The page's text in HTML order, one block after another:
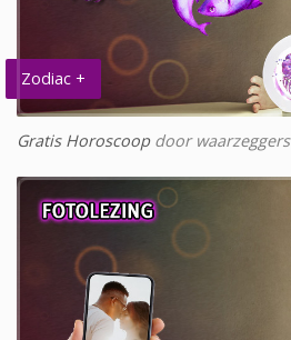
Zodiac +
Gratis Horoscoopdoor waarzeggers